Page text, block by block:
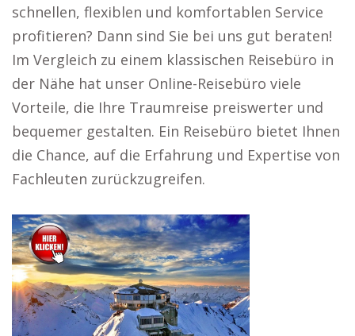
schnellen, flexiblen und komfortablen Service
profitieren? Dann sind Sie bei uns gut beraten!
Im Vergleich zu einem klassischen Reisebüro in
der Nähe hat unser Online-Reisebüro viele
Vorteile, die Ihre Traumreise preiswerter und
bequemer gestalten. Ein Reisebüro bietet Ihnen
die Chance, auf die Erfahrung und Expertise von
Fachleuten zurückzugreifen.